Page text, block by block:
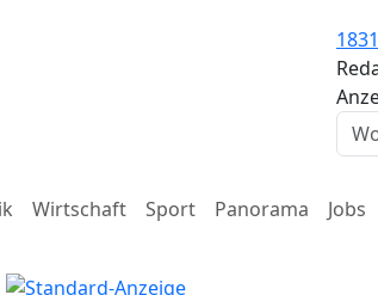
Wirtschaft Sport Panorama Jobs